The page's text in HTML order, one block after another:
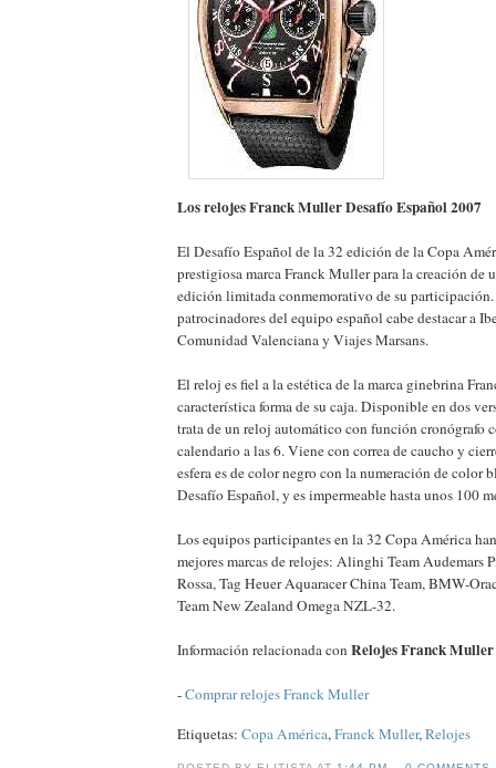
Los relojes Franck Muller Desafío Español 2007
El Desafío Español de la 32 edición de la Copa
prestigiosa marca Franck Muller para la creación de
edición limitada conmemorativo de su
patrocinadores del equipo español cabe destacar a
Comunidad Valenciana y Viajes Marsans.
El reloj es fiel a la estética de la marca ginebrina
característica forma de su caja. Disponible en dos
trata de un reloj automático con función cronógrafo
calendario a las 6. Viene con correa de caucho y
esfera es de color negro con la numeración de color
Desafío Español, y es impermeable hasta unos 100
Los equipos participantes en la 32 Copa América
mejores marcas de relojes: Alinghi Team Audemars
Rossa, Tag Heuer Aquaracer China Team, BMW-
Team New Zealand Omega NZL-32.
Información relacionada con Relojes Franck
-Comprar relojes Franck Muller
Etiquetas: Copa América,Franck Muller,Relojes